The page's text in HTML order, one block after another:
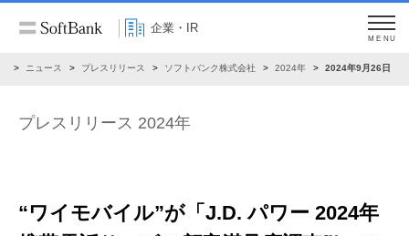
企業・IR
MENU
ニュース プレスリリース ソフトバンク株式会社 2024年 2024年9月26日
プレスリリース 2024年
“ワイモバイル”が「J.D. パワー 2024年